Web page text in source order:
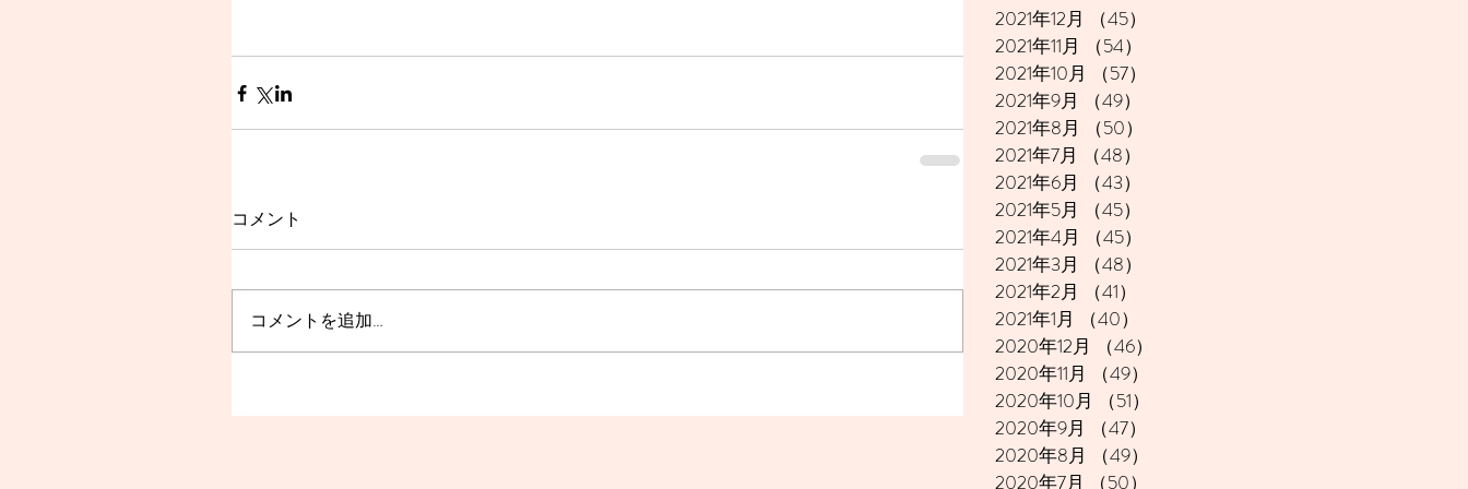
コメント
コメントを追加…
2021年12月 （45）
2021年11月
（54）
2021年10月
（57）
2021年9月
（49）
2021年8月
（50）
2021年7月
（48）
2021年6月
（43）
2021年5月
（45）
2021年4月
（45）
2021年3月
（48）
2021年2月
（41）
2021年1月
（40）
2020年12月
（46）
2020年11月
（49）
2020年10月
（51）
2020年9月
（47）
2020年8月
（49）
2020年7月
（50）